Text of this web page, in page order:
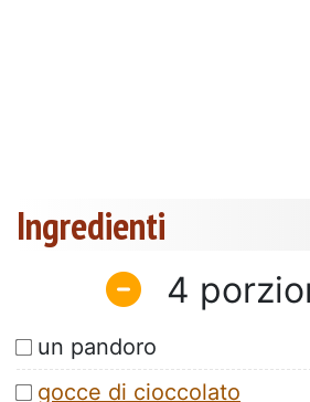
Ingredienti
4
un pandoro
gocce di cioccolato